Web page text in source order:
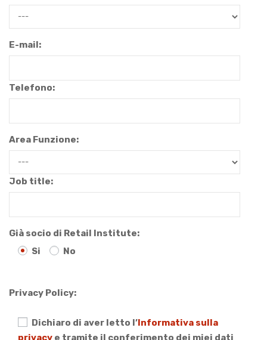
E-mail:
Telefono:
Area Funzione:
Job title:
Già socio di Retail Institute:
Si
No
Privacy Policy:
Dichiaro di aver letto l’Informativa sulla
privacy e tramite il conferimento dei miei dati